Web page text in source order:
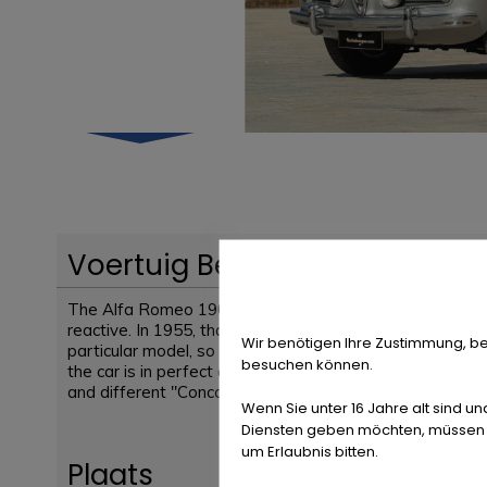
Voertuig Beschrijving
The Alfa Romeo 1900 CSS (Passo Corto Super
reactive. In 1955, thanks to the huge success, Alfa
particular model, so it is considered a very uncommon
the car is in perfect condition, with some recent
and different "Concours of Elegance".
Plaats
Wir benötigen Ihre Zustimmung,
besuchen können.
Wenn Sie unter 16 Jahre alt sind
Diensten geben möchten,
um Erlaubnis bitten.